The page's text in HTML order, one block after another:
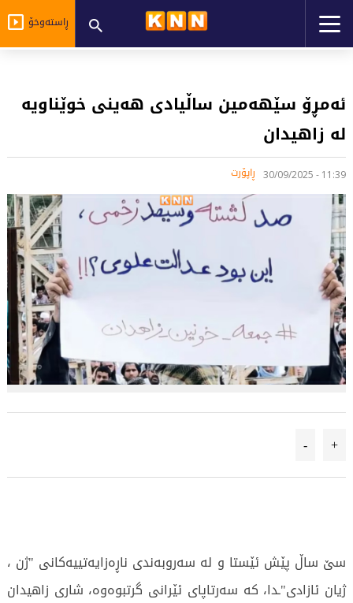
ڕاستەوخۆ
ئەمڕۆ سێهەمین ساڵیادی هەینی خوێناویە
لە زاهیدان
11:39 - 30/09/2025 ڕاپۆرت
+
-
سێ ساڵ پێش ئێستا و لە سەروبەندی ناڕەزایەتییەکانی "ژن ،
ژیان ئازادی"ـدا، کە سەرتاپای ئێرانی گرتبوەوە، شاری زاهیدان